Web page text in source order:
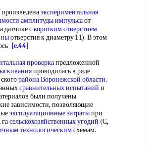
экспериментальная
амплитуды импульсаот
датчике скоротким отверстием
отверстия к диаметру 1 1). В этом
[c.44]
проверкапредложенной
проводилась в ряде
района Воронежской области.
сравнительных испытаний и
были получены
зависимости, позволяющие
эксплуатационные затратыпри
сельскохозяйственных угодий (С,
технологическимсхемам.